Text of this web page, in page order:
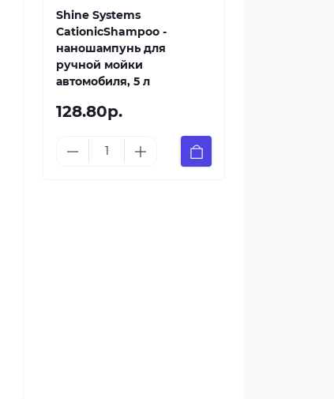
Shine Systems
CationicShampoo -
наношампунь для
ручной мойки
автомобиля, 5 л
128.80р.